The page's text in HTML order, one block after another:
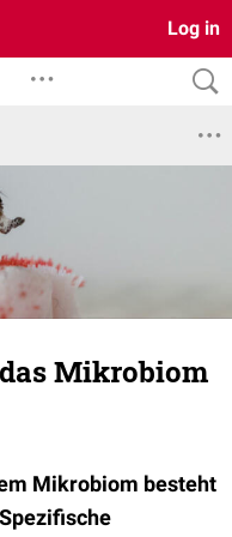
Log in
Mikrobiom
Mikrobiom besteht